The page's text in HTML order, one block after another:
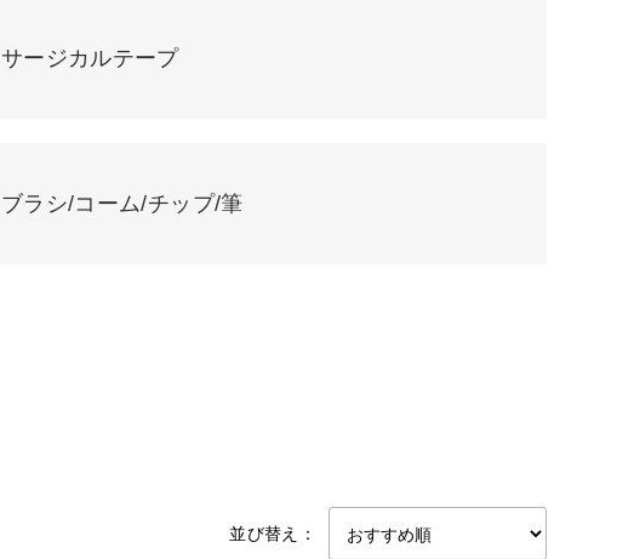
サージカルテープ
ブラシ/コーム/チップ/筆
並び替え：